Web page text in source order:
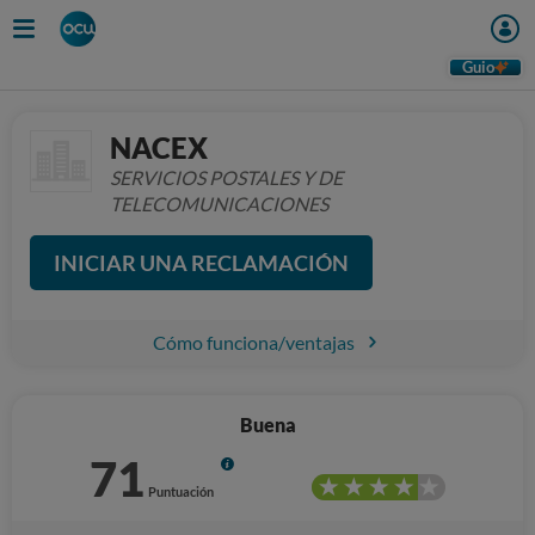
Guio
NACEX
SERVICIOS POSTALES Y DE
TELECOMUNICACIONES
INICIAR UNA RECLAMACIÓN
Cómo funciona/ventajas
Buena
71 Puntuación
Info